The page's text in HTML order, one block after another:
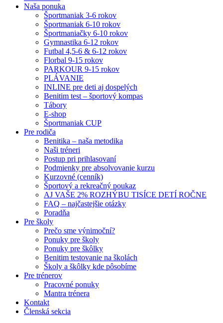
Naša ponuka
Športmaniak 3-6 rokov
Športmaniak 6-10 rokov
Športmaniačky 6-10 rokov
Gymnastika 6-12 rokov
Futbal 4,5-6 & 6-12 rokov
Florbal 9-15 rokov
PARKOUR 9-15 rokov
PLÁVANIE
INLINE pre deti aj dospelých
Benitim test – športový kompas
Tábory
E-shop
Športmaniak CUP
Pre rodiča
Benitika – naša metodika
Naši tréneri
Postup pri prihlasovaní
Podmienky pre absolvovanie kurzu
Kurzovné (cenník)
Športový a rekreačný poukaz
AJ VAŠE 2% ROZHÝBU TISÍCE DETÍ ROČNE
FAQ – najčastejšie otázky
Poradňa
Pre školy
Prečo sme výnimoční?
Ponuky pre školy
Ponuky pre škôlky
Benitim testovanie na školách
Školy a škôlky kde pôsobíme
Pre trénerov
Pracovné ponuky
Mantra trénera
Kontakt
Členská sekcia